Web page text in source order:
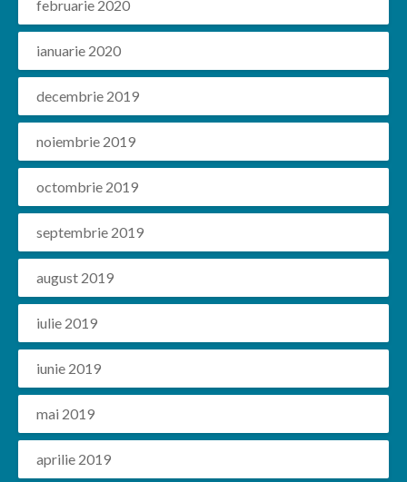
februarie 2020
ianuarie 2020
decembrie 2019
noiembrie 2019
octombrie 2019
septembrie 2019
august 2019
iulie 2019
iunie 2019
mai 2019
aprilie 2019